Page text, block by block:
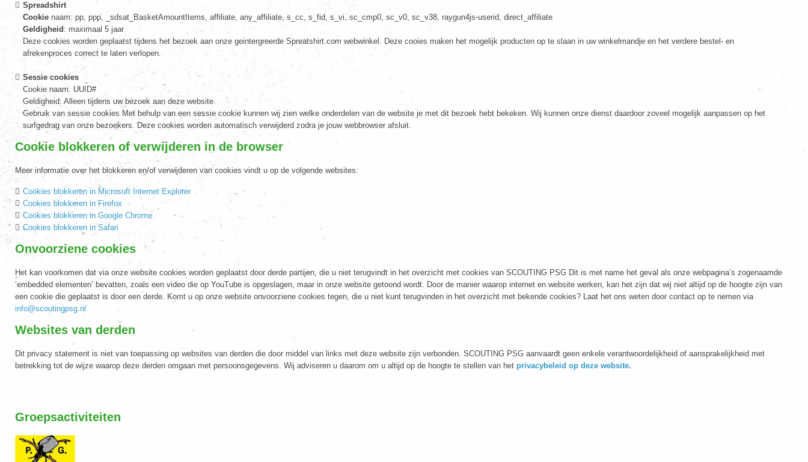
Spreadshirt
Cookie naam: pp, ppp, _sdsat_BasketAmountItems, affiliate, any_affiliate, s_cc, s_fid, s_vi, sc_cmp0, sc_v0, sc_v38, raygun4js-userid, direct_affiliate
Geldigheid : maximaal 5 jaar
Deze cookies worden geplaatst tijdens het bezoek aan onze geintergreerde Spreatshirt.com webwinkel. Deze cooies maken het mogelijk producten op te slaan in uw winkelmandje en het verdere bestel- en
afrekenproces correct te laten verlopen.
Sessie cookies
Cookie naam: UUID#
Geldigheid: Alleen tijdens uw bezoek aan deze website
Gebruik van sessie cookies Met behulp van een sessie cookie kunnen wij zien welke onderdelen van de website je met dit bezoek hebt bekeken. Wij kunnen onze dienst daardoor zoveel mogelijk aanpassen op het
surfgedrag van onze bezoekers. Deze cookies worden automatisch verwijderd zodra je jouw webbrowser afsluit.
Cookie blokkeren of verwijderen in de browser
Meer informatie over het blokkeren en/of verwijderen van cookies vindt u op de volgende websites:
Cookies blokkeren in Microsoft Internet Explorer
Cookies blokkeren in Firefox
Cookies blokkeren in Google Chrome
Cookies blokkeren in Safari
Onvoorziene cookies
Het kan voorkomen dat via onze website cookies worden geplaatst door derde partijen, die u niet terugvindt in het overzicht met cookies van SCOUTING PSG Dit is met name het geval als onze webpagina’s zogenaamde
‘embedded elementen’ bevatten, zoals een video die op YouTube is opgeslagen, maar in onze website getoond wordt. Door de manier waarop internet en website werken, kan het zijn dat wij niet altijd op de hoogte zijn van
een cookie die geplaatst is door een derde. Komt u op onze website onvoorziene cookies tegen, die u niet kunt terugvinden in het overzicht met bekende cookies? Laat het ons weten door contact op te nemen via
info@scoutingpsg.nl
Websites van derden
Dit privacy statement is niet van toepassing op websites van derden die door middel van links met deze website zijn verbonden. SCOUTING PSG aanvaardt geen enkele verantwoordelijkheid of aansprakelijkheid met
betrekking tot de wijze waarop deze derden omgaan met persoonsgegevens. Wij adviseren u daarom om u altijd op de hoogte te stellen van het privacybeleid op deze website.
Groepsactiviteiten